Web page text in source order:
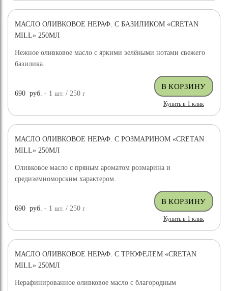
МАСЛО ОЛИВКОВОЕ НЕРАФ. С БАЗИЛИКОМ «CRETAN
MILL» 250МЛ
Нежное оливковое масло с яркими зелёными нотами свежего
базилика.
690 руб. - 1шт. / 250г
Купить в 1 клик
МАСЛО ОЛИВКОВОЕ НЕРАФ. С РОЗМАРИНОМ «CRETAN
MILL» 250МЛ
Оливковое масло с пряным ароматом розмарина и
средиземноморским характером.
690 руб. - 1шт. / 250г
Купить в 1 клик
МАСЛО ОЛИВКОВОЕ НЕРАФ. С ТРЮФЕЛЕМ «CRETAN
MILL» 250МЛ
Нерафинированное оливковое масло с благородным